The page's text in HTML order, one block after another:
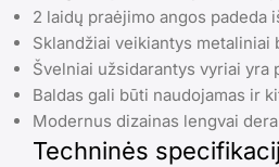
2 laidų praėjimo angos padeda
Sklandžiai veikiantys
Švelniai užsidarantys vyriai yra
Baldas gali būti naudojamas ir
Modernus dizainas lengvai
Techninės